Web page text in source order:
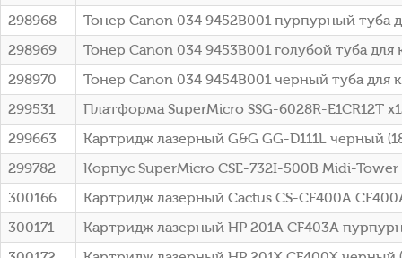
298968
Тонер Canon 034 9452B001 пурпурный туба
298969
Тонер Canon 034 9453B001 голубой туба для
298970
Тонер Canon 034 9454B001 черный туба для
299531
Платформа SuperMicro SSG-6028R-E1CR12T
299663
Картридж лазерный G&G GG-D111L черный
299782
Корпус SuperMicro CSE-732I-500B Midi-
300166
Картридж лазерный Cactus CS-CF400A
300171
Картридж лазерный HP 201A CF403A